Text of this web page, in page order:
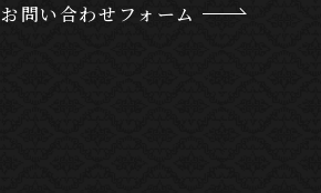
お問い合わせフォーム